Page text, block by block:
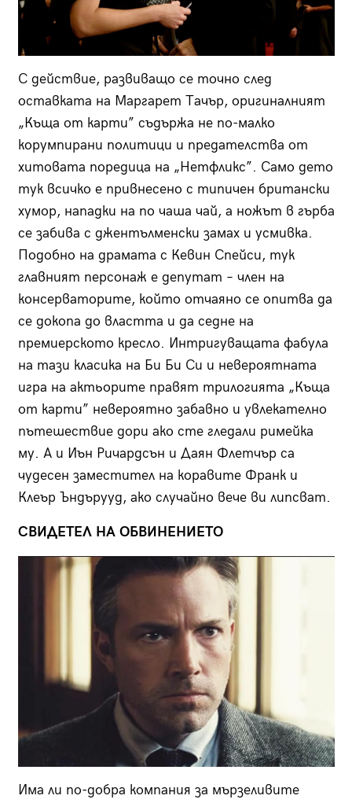
С действие, развиващо се точно след
оставката на Маргарет Тачър, оригиналният
„Къща от карти” съдържа не по-малко
корумпирани политици и предателства от
хитовата поредица на „Нетфликс”. Само дето
тук всичко е привнесено с типичен британски
хумор, нападки на по чаша чай, а ножът в гърба
се забива с джентълменски замах и усмивка.
Подобно на драмата с Кевин Спейси, тук
главният персонаж е депутат – член на
консерваторите, който отчаяно се опитва да
се докопа до властта и да седне на
премиерското кресло. Интригуващата фабула
на тази класика на Би Би Си и невероятната
игра на актьорите правят трилогията „Къща
от карти” невероятно забавно и увлекателно
пътешествие дори ако сте гледали римейка
му. А и Иън Ричардсън и Даян Флетчър са
чудесен заместител на коравите Франк и
Клеър Ъндърууд, ако случайно вече ви липсват.
СВИДЕТЕЛ НА ОБВИНЕНИЕТО
Има ли по-добра компания за мързеливите